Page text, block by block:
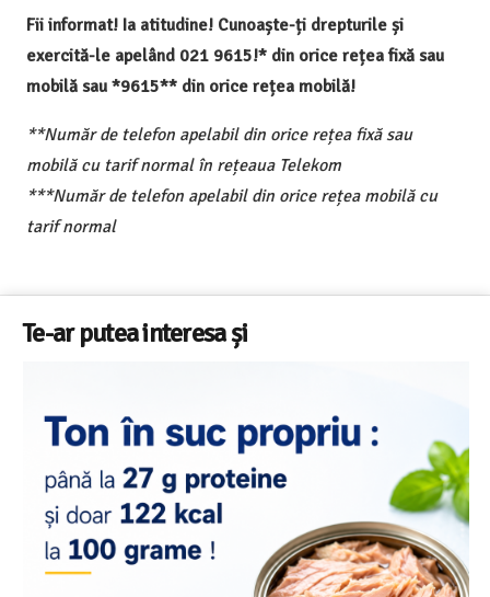
Fii informat! Ia atitudine! Cunoaște-ți drepturile și
exercită-le apelând 021 9615!* din orice rețea fixă sau
mobilă sau *9615** din orice rețea mobilă!
**Număr de telefon apelabil din orice rețea fixă sau
mobilă cu tarif normal în rețeaua Telekom
***Număr de telefon apelabil din orice rețea mobilă cu
tarif normal
Te-ar putea interesa și